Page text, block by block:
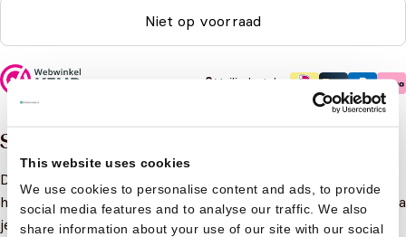
This website uses cookies
We use cookies to personalise content and ads, to provide
social media features and to analyse our traffic. We also
share information about your use of our site with our social
Niet op voorraad
Veilig betalen
Samenvatting
De K3'tjes beleven altijd wel iets leuks! Nu gaan ze voor
het eerste toneelspelen. Lees hun avontuur en maak daarna
je eigen magische verhaal met het uitvouwbaar decor en